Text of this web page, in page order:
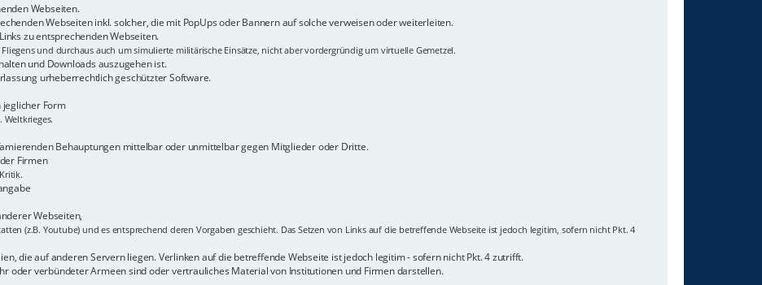
Webseiten.
Webseiten inkl. solcher, die mit PopUps oder Bannern auf solche verweisen oder weiterleiten.
zu entsprechenden Webseiten.
und durchaus auch um simulierte militärische Einsätze, nicht aber vordergründig um virtuelle Gemetzel.
und Downloads auszugehen ist.
urheberrechtlich geschützter Software.
Form
Weltkrieges.
Behauptungen mittelbar oder unmittelbar gegen Mitglieder oder Dritte.
Firmen
Webseiten,
(z.B. Youtube) und es entsprechend deren Vorgaben geschieht. Das Setzen von Links auf die betreffende Webseite ist jedoch legitim, sofern nicht Pkt. 4
die auf anderen Servern liegen. Verlinken auf die betreffende Webseite ist jedoch legitim - sofern nicht Pkt. 4 zutrifft.
oder verbündeter Armeen sind oder vertrauliches Material von Institutionen und Firmen darstellen.